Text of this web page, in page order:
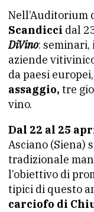
Nell’Auditorium
Scandicci dal
DiVino:
aziende
da paesi
assaggio, tre
vino.
Dal 22 al 25
Asciano (Siena)
tradizionale
l’obiettivo di
tipici di questo
carciofo di